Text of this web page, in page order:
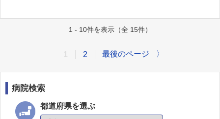
1 - 10件を表示（全 15件）
2 最後のページ 〉
病院検索
都道府県を選ぶ